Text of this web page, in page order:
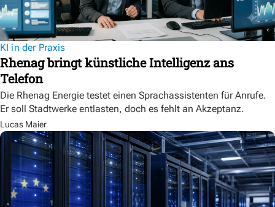
KI in der Praxis
Rhenag bringt künstliche Intelligenz ans
Telefon
Die Rhenag Energie testet einen Sprachassistenten für Anrufe.
Er soll Stadtwerke entlasten, doch es fehlt an Akzeptanz.
Lucas Maier